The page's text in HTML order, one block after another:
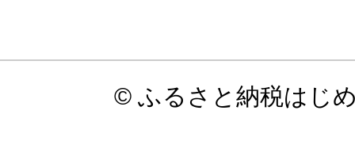
© ふるさと納税はじ